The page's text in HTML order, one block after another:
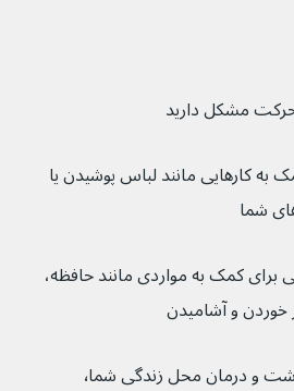
حرکت مشکل دارید
به کارهایی مانند لباس پوشیدن یا
شما
برای کمک به مواردی مانند حافظه،
و آشامیدن